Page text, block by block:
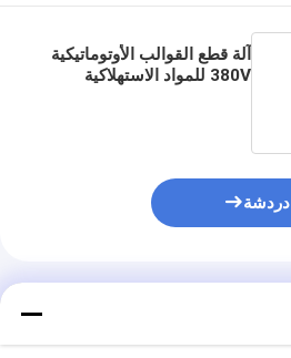
آلة قطع القوالب الأوتوماتيكية
380V للمواد الاستهلاكية
دردشة